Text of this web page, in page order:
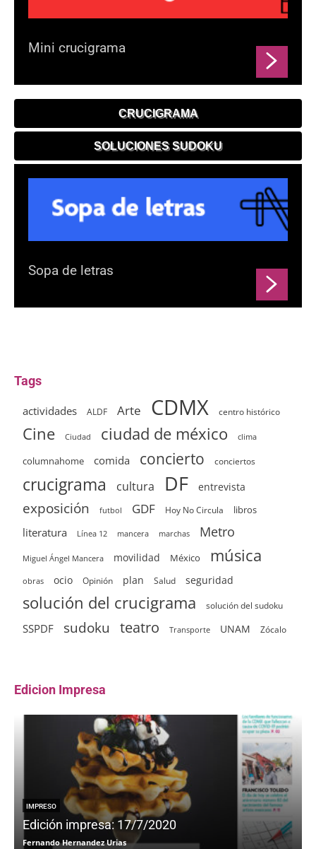
Mini crucigrama
CRUCIGRAMA
SOLUCIONES SUDOKU
Sopa de letras
Tags
actividades ALDF Arte CDMX centro histórico
Cine Ciudad ciudad de méxico clima
columnahome comida concierto conciertos
crucigrama cultura DF entrevista
exposición futbol GDF Hoy No Circula libros
literatura Línea 12 mancera marchas Metro
Miguel Ángel Mancera movilidad México música
obras ocio Opinión plan Salud seguridad
solución del crucigrama solución del sudoku
SSPDF sudoku teatro Transporte UNAM Zócalo
Edicion Impresa
IMPRESO
Edición impresa: 17/7/2020
Fernando Hernandez Urias